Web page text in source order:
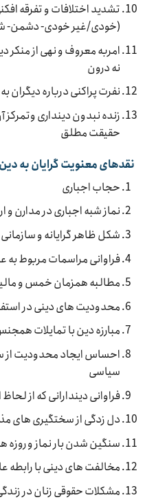
تشدید اختلافات و تفرقه
(خودی/غیر خودی- دشمن-
امربه معروف و نهی از منکر
نه درون
نفرت پراکنی درباره
زنده نبدون دینداری وتمرکز
حقیقت مطلق
نقدهای معنویت گرایان به دین
حجاب اجباری
نماز شبه اجباری در مدارن و
شکل ظاهر گرایانه و
فراوانی مراسمات مربوط به
مطالبه همزمان خمس و
محدودیت های دینی در
مبارزه دین با تمایلات
احساس ایجاد محدودیت از
سیاسی
فراوانی دیندارانی که از
دل زدگی از سختگیری های
سنگین شدن بار نماز و
مخالفت های دینی با رابطه
مشکلات حقوقی زنان در